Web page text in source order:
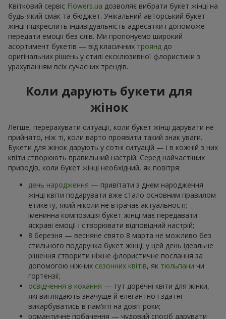
Квітковий сервіс Flowers.ua дозволяє вибрати букет жінці на
будь-який смак та бюджет. Унікальний авторський букет
жінці підкреслить індивідуальність адресатки і допоможе
передати емоції без слів. Ми пропонуємо широкий
асортимент букетів — від класичних троянд до
оригінальних рішень у стилі ексклюзивної флористики з
урахуванням всіх сучасних трендів.
Коли дарують букети для
жінок
Легше, перерахувати ситуації, коли букет жінці дарувати не
прийнято, ніж ті, коли варто проявити такий знак уваги.
Букети для жінок дарують у сотні ситуацій — і в кожній з них
квіти створюють правильний настрій. Серед найчастіших
приводів, коли букет жінці необхідний, як повітря:
день народження — привітати з днем народження
жінці квіти подарувати вже стало основним правилом
етикету, який ніколи не втрачає актуальності;
іменинна композиція букет жінці має передавати
яскраві емоції і створювати відповідний настрій;
8 березня — весняне свято 8 марта не можливо без
стильного подарунка букет жінці; у цей день ідеальне
рішення створити ніжне флористичне послання за
допомогою ніжних сезонних квітів, як тюльпани чи
гортензії;
освідчення в кохання — тут доречні квіти для жінки,
які виглядають значуще й елегантно і здатні
викарбуватись в пам’яті на довгі роки;
романтичне побачення — чудовий спосіб дарувати